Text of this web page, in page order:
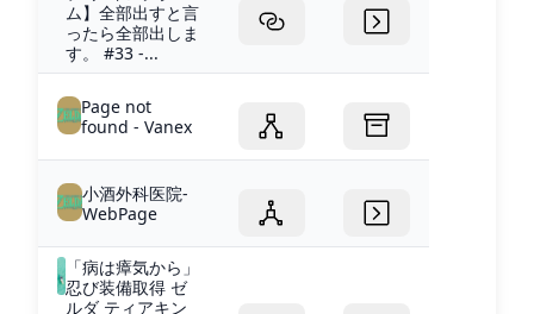
ム】全部出すと言
ったら全部出しま
す。 #33 -...
Page not
found - Vanex
小酒外科医院-
WebPage
「病は瘴気から」
忍び装備取得 ゼ
ルダ ティアキン